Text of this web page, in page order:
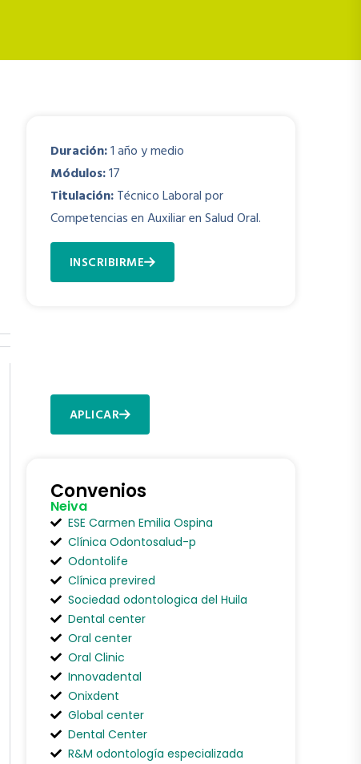
Duración:1 año y medio
Módulos:17
Titulación: Técnico Laboral por
Competencias en Auxiliar en Salud Oral.
INSCRIBIRME
APLICAR
Convenios
Neiva
ESE Carmen Emilia Ospina
Clínica Odontosalud-p
Odontolife
Clínica previred
Sociedad odontologica del Huila
Dental center
Oral center
Oral Clinic
Innovadental
Onixdent
Global center
Dental Center
R&M odontología especializada